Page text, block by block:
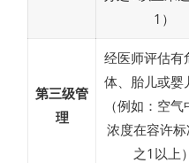
1）
第三级管
理
经医师评估有
体、胎儿或婴
（例如：空
浓度在容许
之1以上）